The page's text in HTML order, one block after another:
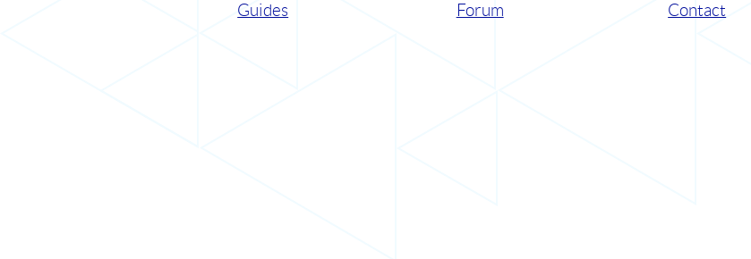
Guides Forum Contact